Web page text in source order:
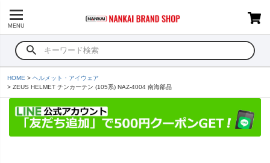
MENU
HOME
ヘルメット・アイウェア
ZEUS HELMET チンカーテン (105系) NAZ-4004 南海部品